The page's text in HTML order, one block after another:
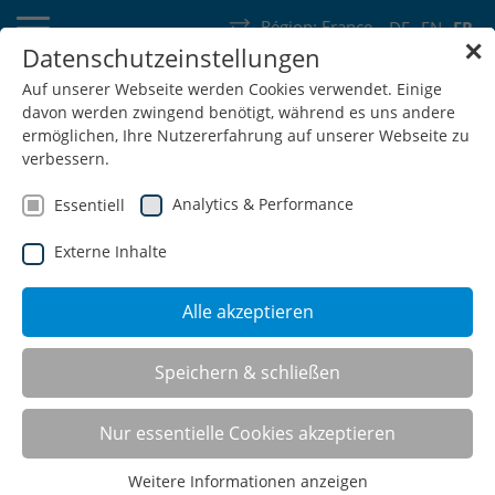
DE EN FR
Région: France
Allemagne Suisse Autriche Belgique Luxembourg
Pays-Bas Wallonie
SHOP
Etablis mobiles
✕
Datenschutzeinstellungen
Auf unserer Webseite werden Cookies verwendet. Einige
davon werden zwingend benötigt, während es uns andere
ermöglichen, Ihre Nutzererfahrung auf unserer Webseite zu
verbessern.
Essentiell Analytics & Performance
Externe Inhalte
Alle akzeptieren
Speichern & schließen
Nur essentielle Cookies akzeptieren
Weitere Informationen anzeigen